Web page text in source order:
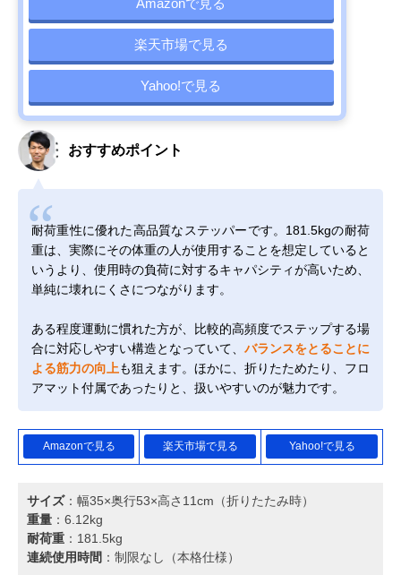
楽天市場で見る
Yahoo!で見る
おすすめポイント
耐荷重性に優れた高品質なステッパーです。181.5kgの耐荷
重は、実際にその体重の人が使用することを想定していると
いうより、使用時の負荷に対するキャパシティが高いため、
単純に壊れにくさにつながります。
ある程度運動に慣れた方が、比較的高頻度でステップする場
合に対応しやすい構造となっていて、 バランスをとることに
よる筋力の向上も狙えます。ほかに、折りたためたり、フロ
アマット付属であったりと、扱いやすいのが魅力です。
Amazonで見る 楽天市場で見る Yahoo!で見る
サイズ：幅35×奥行53×高さ11cm（折りたたみ時）
重量 ：6.12kg
耐荷重 ：181.5kg
連続使用時間 ：制限なし（本格仕様）